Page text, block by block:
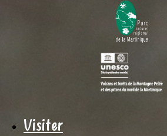
Visiter